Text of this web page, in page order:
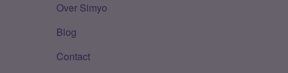
Over Simyo
Blog
Contact